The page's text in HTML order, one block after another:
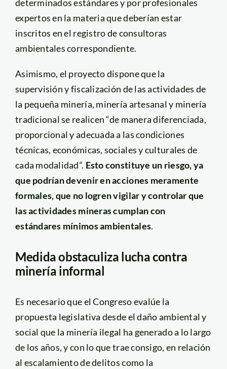
determinados estándares y por profesionales
expertos en la materia que deberían estar
inscritos en el registro de consultoras
ambientales correspondiente.
Asimismo, el proyecto dispone que la
supervisión y fiscalización de las actividades de
la pequeña minería, minería artesanal y minería
tradicional se realicen “de manera diferenciada,
proporcional y adecuada a las condiciones
técnicas, económicas, sociales y culturales de
cada modalidad”. Esto constituye un riesgo, ya
que podrían devenir en acciones meramente
formales, que no logren vigilar y controlar que
las actividades mineras cumplan con
estándares mínimos ambientales.
Medida obstaculiza lucha contra
minería informal
Es necesario que el Congreso evalúe la
propuesta legislativa desde el daño ambiental y
social que la minería ilegal ha generado a lo largo
de los años, y con lo que trae consigo, en relación
al escalamiento de delitos como la